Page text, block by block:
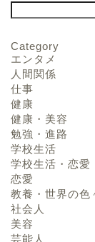
Category
エンタメ
人間関係
仕事
健康
健康・美容
勉強・進路
学校生活
学校生活・恋愛
恋愛
教養・世界の色
社会人
美容
芸能人